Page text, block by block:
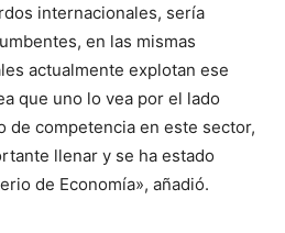
internacionales, sería
en las mismas
actualmente explotan ese
que uno lo vea por el lado
de competencia en este sector,
llenar y se ha estado
de Economía», añadió.